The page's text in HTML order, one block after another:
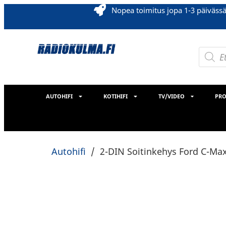
Nopea toimitus jopa 1-3
AUTOHIFI KOTIHIFI TV/VIDEO
Autohifi / 2-DIN Soitinkehys Ford C-